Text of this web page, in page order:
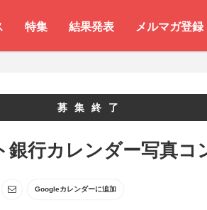
特集 結果発表 メルマガ登録
募集終了
銀行カレンダー写真コ
Googleカレンダーに追加